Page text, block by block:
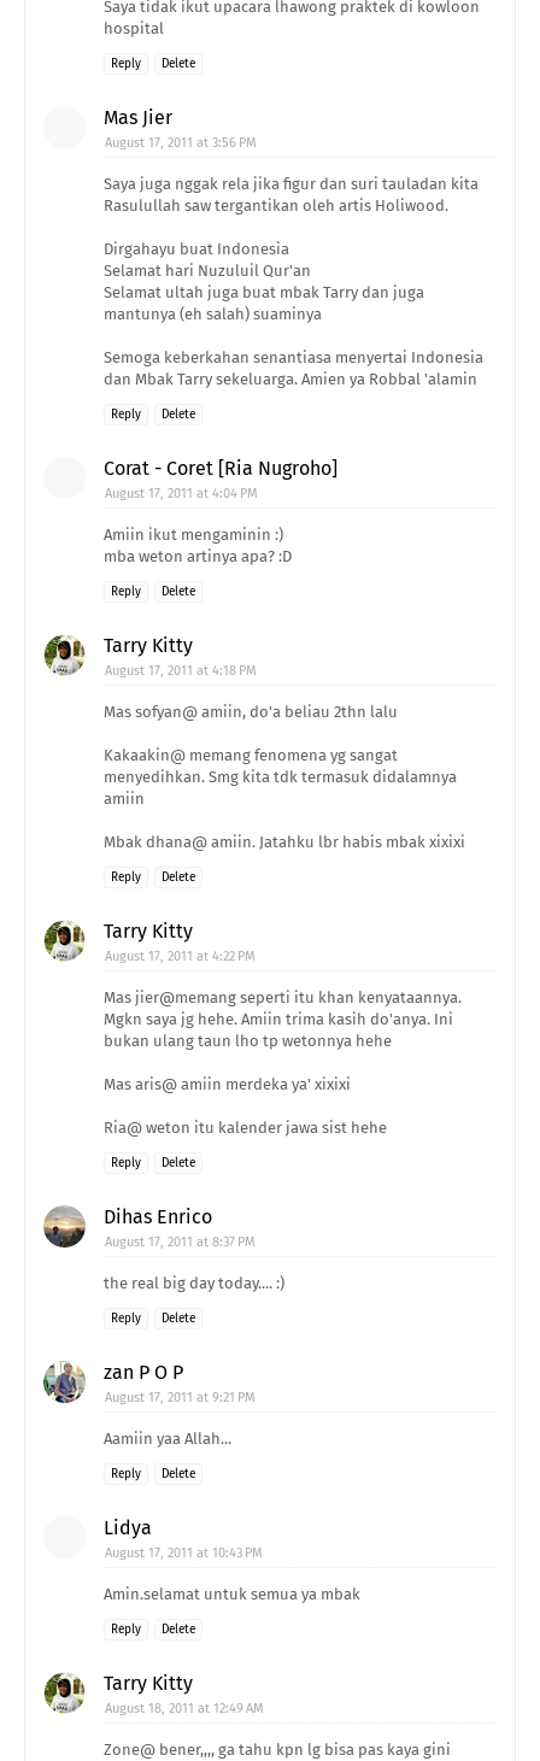
Saya tidak ikut upacara lhawong praktek di kowloon
hospital
Reply Delete
Mas Jier
August 17, 2011 at 3:56 PM
Saya juga nggak rela jika figur dan suri tauladan kita
Rasulullah saw tergantikan oleh artis Holiwood.
Dirgahayu buat Indonesia
Selamat hari Nuzuluil Qur'an
Selamat ultah juga buat mbak Tarry dan juga
mantunya (eh salah) suaminya
Semoga keberkahan senantiasa menyertai Indonesia
dan Mbak Tarry sekeluarga. Amien ya Robbal 'alamin
Reply Delete
Corat - Coret [Ria Nugroho]
August 17, 2011 at 4:04 PM
Amiin ikut mengaminin :)
mba weton artinya apa? :D
Reply Delete
Tarry Kitty
August 17, 2011 at 4:18 PM
Mas sofyan@ amiin, do'a beliau 2thn lalu
Kakaakin@ memang fenomena yg sangat
menyedihkan. Smg kita tdk termasuk didalamnya
amiin
Mbak dhana@ amiin. Jatahku lbr habis mbak xixixi
Reply Delete
Tarry Kitty
August 17, 2011 at 4:22 PM
Mas jier@memang seperti itu khan kenyataannya.
Mgkn saya jg hehe. Amiin trima kasih do'anya. Ini
bukan ulang taun lho tp wetonnya hehe
Mas aris@ amiin merdeka ya' xixixi
Ria@ weton itu kalender jawa sist hehe
Reply Delete
Dihas Enrico
August 17, 2011 at 8:37 PM
the real big day today.... :)
Reply Delete
zan P O P
August 17, 2011 at 9:21 PM
Aamiin yaa Allah...
Reply Delete
Lidya
August 17, 2011 at 10:43 PM
Amin.selamat untuk semua ya mbak
Reply Delete
Tarry Kitty
August 18, 2011 at 12:49 AM
Zone@ bener,,,, ga tahu kpn lg bisa pas kaya gini